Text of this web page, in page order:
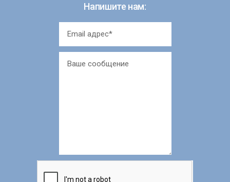
Напишите нам: